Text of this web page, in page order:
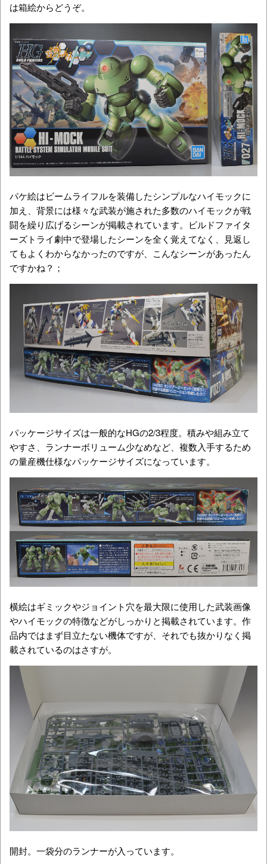
は箱絵からどうぞ。
パケ絵はビームライフルを装備したシンプルなハイモックに
加え、背景には様々な武装が施された多数のハイモックが戦
闘を繰り広げるシーンが掲載されています。ビルドファイタ
ーズトライ劇中で登場したシーンを全く覚えてなく、見返し
てもよくわからなかったのですが、こんなシーンがあったん
ですかね？；
パッケージサイズは一般的なHGの2/3程度。積みや組み立て
やすさ、ランナーボリューム少なめなど、複数入手するため
の量産機仕様なパッケージサイズになっています。
横絵はギミックやジョイント穴を最大限に使用した武装画像
やハイモックの特徴などがしっかりと掲載されています。作
品内ではまず目立たない機体ですが、それでも抜かりなく掲
載されているのはさすが。
開封。一袋分のランナーが入っています。